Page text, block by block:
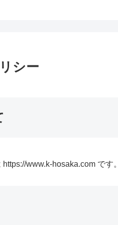
シー
www.k-hosaka.com です。